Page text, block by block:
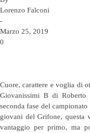
Lorenzo Falconi
-
Marzo 25, 2019
0
Cuore, carattere e voglia di
Giovanissimi B di Roberto
seconda fase del
giovani del Grifone, questa
vantaggio per primo, ma